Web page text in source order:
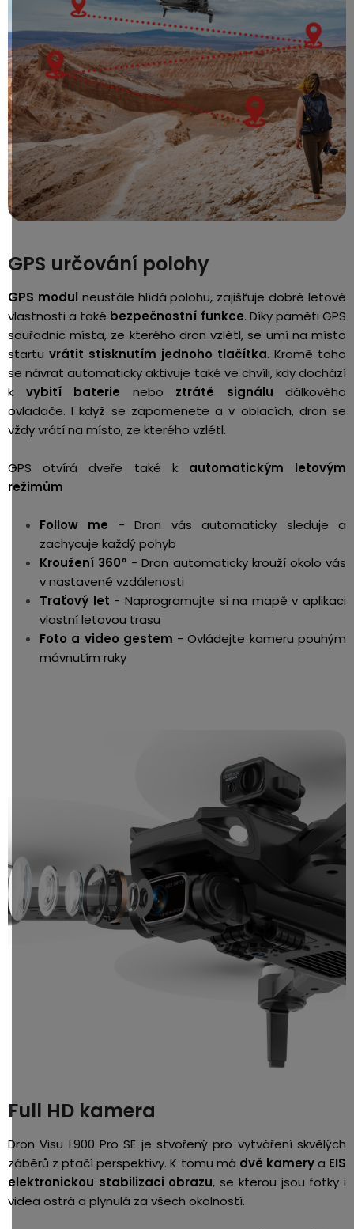
GPS určování polohy
GPS modul neustále hlídá polohu, zajišťuje dobré letové
vlastnosti a také bezpečnostní funkce. Díky paměti GPS
souřadnic místa, ze kterého dron vzlétl, se umí na místo
startu vrátit stisknutím jednoho tlačítka. Kromě toho
se návrat automaticky aktivuje také ve chvíli, kdy dochází
k vybití baterie nebo ztrátě signálu dálkového
ovladače. I když se zapomenete a v oblacích, dron se
vždy vrátí na místo, ze kterého vzlétl.
GPS otvírá dveře také k automatickým letovým
režimům
Follow me - Dron vás automaticky sleduje a
zachycuje každý pohyb
Kroužení 360° - Dron automaticky krouží okolo vás
v nastavené vzdálenosti
Traťový let - Naprogramujte si na mapě v aplikaci
vlastní letovou trasu
Foto a video gestem - Ovládejte kameru pouhým
mávnutím ruky
Full HD kamera
Dron Visu L900 Pro SE je stvořený pro vytváření skvělých
záběrů z ptačí perspektivy. K tomu má dvě kamerya EIS
elektronickou stabilizaci obrazu, se kterou jsou fotky i
videa ostrá a plynulá za všech okolností.